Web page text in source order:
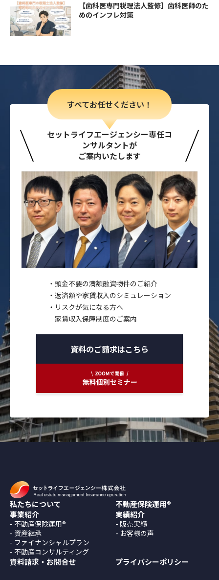
【歯科医専門税理法人監修】歯科医師のた
めのインフレ対策
すべてお任せください！
セットライフエージェンシー専任コ
ンサルタントが
ご案内いたします
頭金不要の満額融資物件のご紹介
返済額や家賃収入のシミュレーション
リスクが気になる方へ
家賃収入保障制度のご案内
資料のご請求はこちら
私たちについて
事業紹介
不動産保険運用®
資産継承
ファイナンシャルプラン
不動産コンサルティング
資料請求・お問合せ
不動産保険運用®
実績紹介
販売実績
お客様の声
プライバシーポリシー